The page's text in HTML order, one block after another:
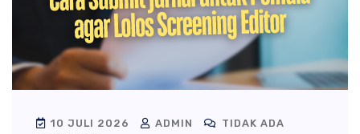
10 JULI 2026 ADMIN
TIDAK ADA